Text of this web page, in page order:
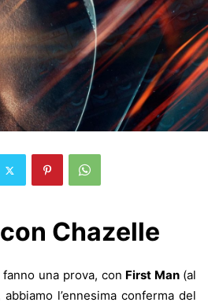
Chazelle
una prova, con First Man (al
abbiamo l’ennesima conferma del